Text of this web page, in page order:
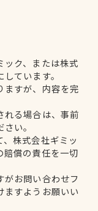
ック、または株式
ています。
ますが、内容を完
れる場合は、事前
い。
株式会社ギミッ
賠償の責任を一切
がお問い合わせフ
ますようお願いい